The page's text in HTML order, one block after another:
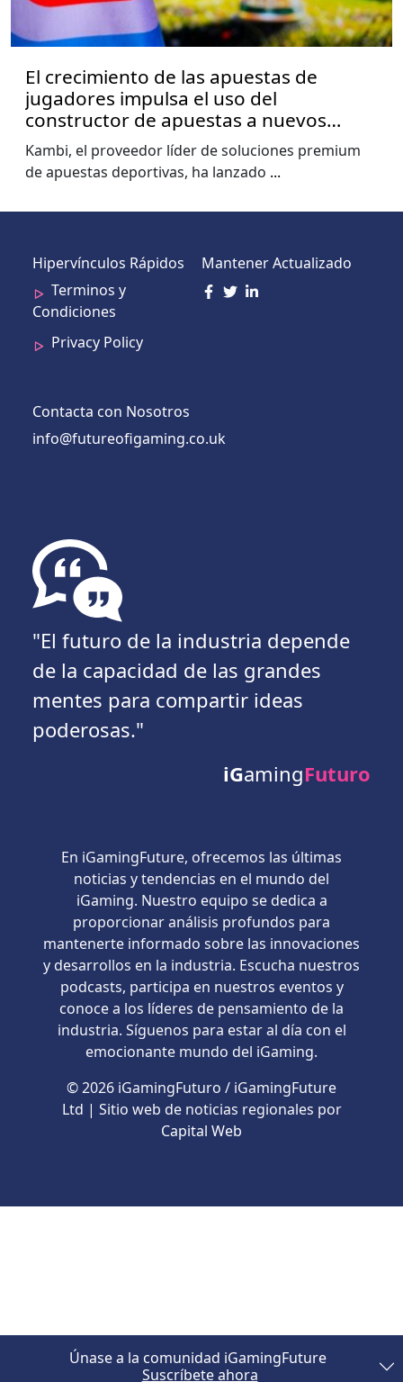
El crecimiento de las apuestas de
jugadores impulsa el uso del
constructor de apuestas a nuevos
niveles, muestra el informe de la Copa
del Mundo de Kambi
Kambi, el proveedor líder de soluciones premium
de apuestas deportivas, ha lanzado ...
Hipervínculos Rápidos
Terminos y
Condiciones
Privacy Policy
Mantener Actualizado
Contacta con Nosotros
info@futureofigaming.co.uk
"El futuro de la industria depende
de la capacidad de las grandes
mentes para compartir ideas
poderosas."
iGamingFuturo
En iGamingFuture, ofrecemos las últimas
noticias y tendencias en el mundo del
iGaming. Nuestro equipo se dedica a
proporcionar análisis profundos para
mantenerte informado sobre las innovaciones
y desarrollos en la industria. Escucha nuestros
podcasts, participa en nuestros eventos y
conoce a los líderes de pensamiento de la
industria. Síguenos para estar al día con el
emocionante mundo del iGaming.
© 2026 iGamingFuturo / iGamingFuture
Ltd | Sitio web de noticias regionales por
Capital Web
Únase a la comunidad iGamingFuture
Suscríbete ahora